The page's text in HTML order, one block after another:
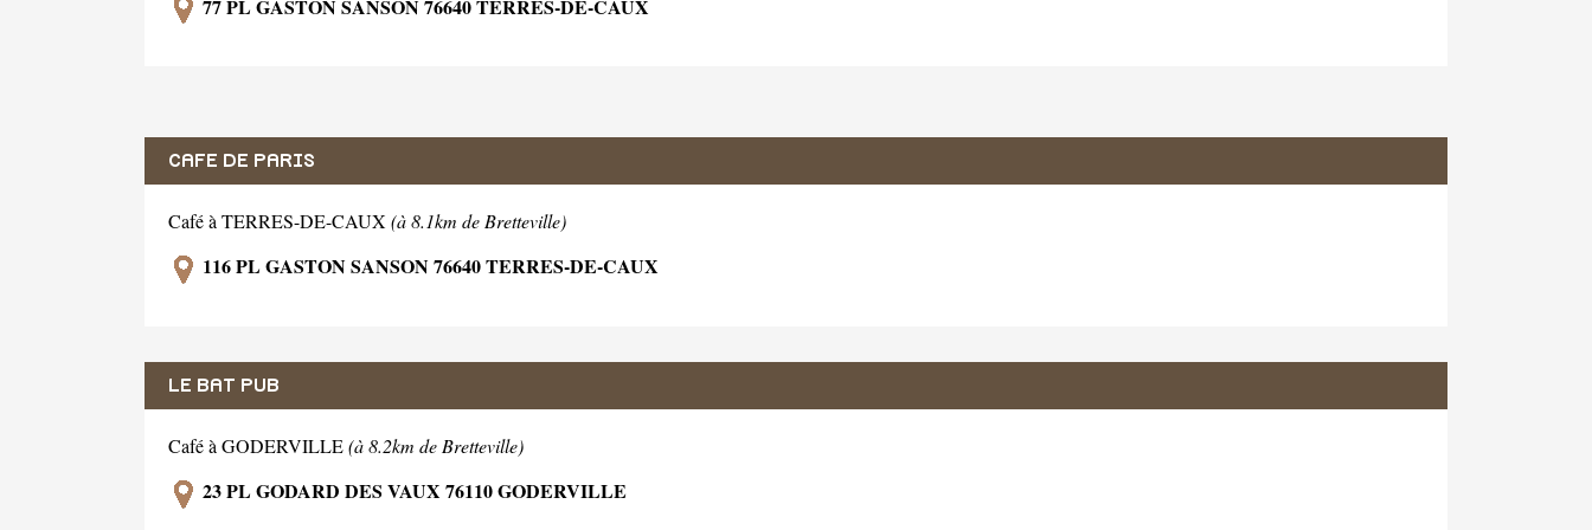
77 PL GASTON SANSON 76640 TERRES-DE-CAUX
CAFE DE PARIS
Café à TERRES-DE-CAUX (à 8.1km de Bretteville)
116 PL GASTON SANSON 76640 TERRES-DE-CAUX
LE BAT PUB
Café à GODERVILLE(à 8.2km de Bretteville)
23 PL GODARD DES VAUX 76110 GODERVILLE